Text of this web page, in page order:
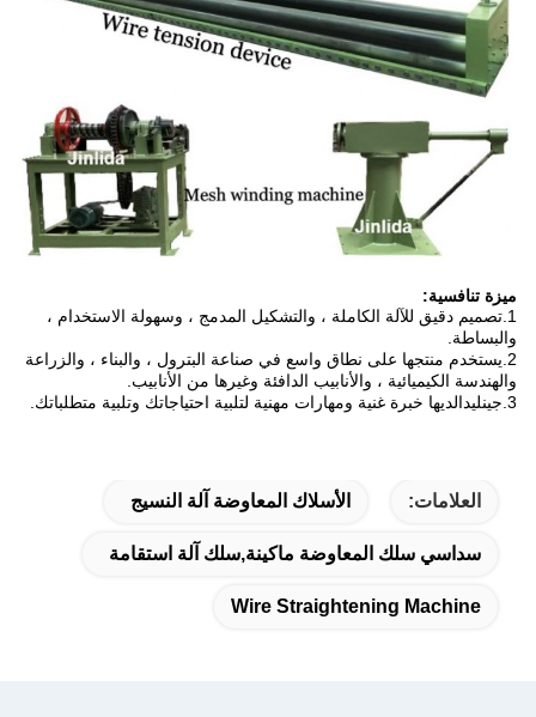
ميزة تنافسية:
تصميم دقيق للآلة الكاملة ، والتشكيل المدمج ، وسهولة الاستخدام ،
والبساطة.
يستخدم منتجها على نطاق واسع في صناعة البترول ، والبناء ، والزراعة
والهندسة الكيميائية ، والأنابيب الدافئة وغيرها من الأنابيب.
جينليدالديها خبرة غنية ومهارات مهنية لتلبية احتياجاتك وتلبية متطلباتك.
العلامات: الأسلاك المعاوضة آلة النسيج
سداسي سلك المعاوضة ماكينة,سلك آلة استقامة
Wire Straightening Machine